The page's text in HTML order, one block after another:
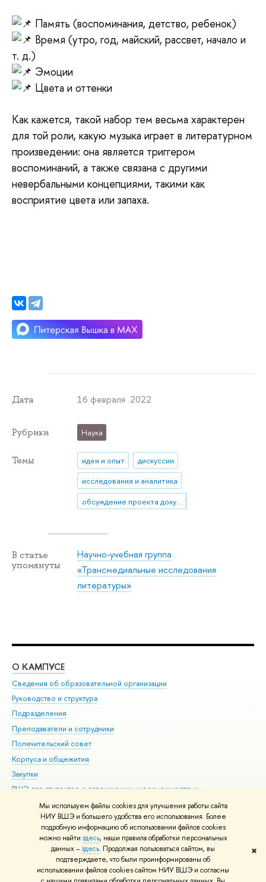
Мы используем файлы cookies для улучшения работы сайта
НИУ ВШЭ и большего удобства его использования. Более
подробную информацию об использовании файлов cookies
можно найти здесь, наши правила обработки персональных
данных –здесь. Продолжая пользоваться сайтом, вы
подтверждаете, что были проинформированы об
использовании файлов cookies сайтом НИУ ВШЭ и согласны
✖
Память (воспоминания, детство, ребенок)
Время (утро, год, майский, рассвет, начало и
т. д.)
Эмоции
Цвета и оттенки
Как кажется, такой набор тем весьма характерен
для той роли, какую музыка играет в литературном
произведении: она является триггером
воспоминаний, а также связана с другими
невербальными концепциями, такими как
восприятие цвета или запаха.
Дата 16 февраля 2022
Рубрики Наука
Темы идеи и опыт
дискуссии
исследования и аналитика
обсуждение проекта документа
В статье
упомянуты
Научно-учебная группа
«Трансмедиальные исследования
литературы»
О КАМПУСЕ
Сведения об образовательной организации
Руководство и структура
Подразделения
Преподаватели и сотрудники
Попечительский совет
Корпуса и общежития
Закупки
ВШЭ для студентов с ограниченными возможностями
здоровья и инвалидностью
Версия для слабовидящих
Единая платежная страница
© НИУ ВШЭ 1993–2026 Адреса и контакты Условия использования